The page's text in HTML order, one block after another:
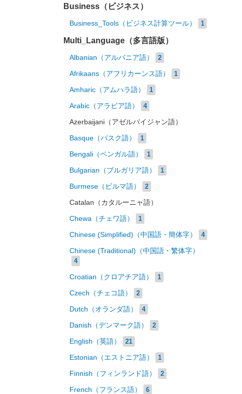
Business（ビジネス）
Business_Tools（ビジネス計算ツール） 1
Multi_Language（多言語版）
Albanian（アルバニア語） 2
Afrikaans（アフリカーンス語） 1
Amharic（アムハラ語） 1
Arabic（アラビア語） 4
Azerbaijani（アゼルバイジャン語）
Basque（バスク語） 1
Bengali（ベンガル語） 1
Bulgarian（ブルガリア語） 1
Burmese（ビルマ語） 2
Catalan（カタルーニャ語）
Chewa（チェワ語） 1
Chinese (Simplified)（中国語・簡体字） 4
Chinese (Traditional)（中国語・繁体字）
4
Croatian（クロアチア語） 1
Czech（チェコ語） 2
Dutch（オランダ語） 4
Danish（デンマーク語） 2
English（英語） 21
Estonian（エストニア語） 1
Finnish（フィンランド語） 2
French（フランス語） 6